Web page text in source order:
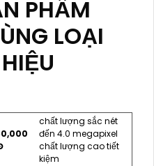
PHẨM
LOẠI
chất lượng sắc nét
đến 4.0 megapixel
chất lượng cao tiết
kiệm